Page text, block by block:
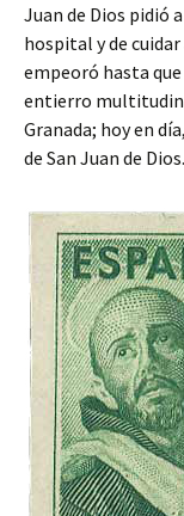
Juan de Dios pidió
hospital y de
empeoró hasta
entierro
Granada; hoy en
de San Juan de Dios.